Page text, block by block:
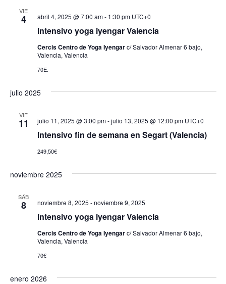
VIE
4
Intensivo yoga iyengar Valencia
abril 4, 2025 @ 7:00 am- 1:30 pm UTC+0
Cercis Centro de Yoga Iyengarc/ Salvador Almenar 6 bajo,
Valencia, Valencia
70E.
julio 2025
VIE
11
Intensivo fin de semana en Segart (Valencia)
julio 11, 2025 @ 3:00 pm-julio 13, 2025 @ 12:00 pm UTC+0
249,50€
noviembre 2025
SÁB
8
Intensivo yoga iyengar Valencia
noviembre 8, 2025 -noviembre 9, 2025
Cercis Centro de Yoga Iyengarc/ Salvador Almenar 6 bajo,
Valencia, Valencia
70€
enero 2026